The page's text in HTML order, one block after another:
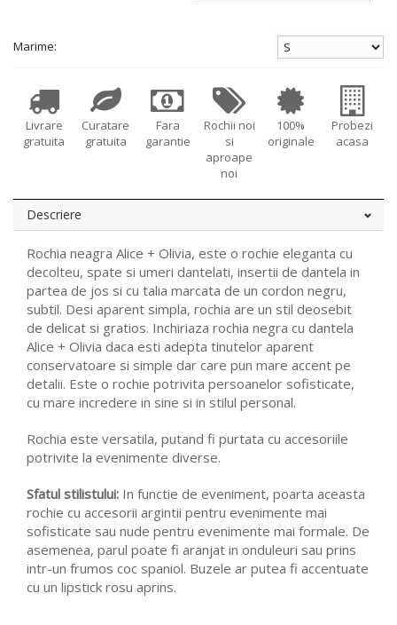
Marime:
Livrare
gratuita
Curatare
gratuita
Fara
garantie
Rochii noi
si
aproape
noi
100%
originale
Probezi
acasa
Descriere
Rochia neagra Alice + Olivia, este o rochie eleganta cu
decolteu, spate si umeri dantelati, insertii de dantela in
partea de jos si cu talia marcata de un cordon negru,
subtil. Desi aparent simpla, rochia are un stil deosebit
de delicat si gratios. Inchiriaza rochia negra cu dantela
Alice + Olivia daca esti adepta tinutelor aparent
conservatoare si simple dar care pun mare accent pe
detalii. Este o rochie potrivita persoanelor sofisticate,
cu mare incredere in sine si in stilul personal.
Rochia este versatila, putand fi purtata cu accesoriile
potrivite la evenimente diverse.
Sfatul stilistului: In functie de eveniment, poarta aceasta
rochie cu accesorii argintii pentru evenimente mai
sofisticate sau nude pentru evenimente mai formale. De
asemenea, parul poate fi aranjat in onduleuri sau prins
intr-un frumos coc spaniol. Buzele ar putea fi accentuate
cu un lipstick rosu aprins.